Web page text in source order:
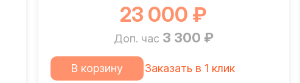
23 000 ₽
Доп. час 3 300 ₽
В корзину Заказать в 1 клик